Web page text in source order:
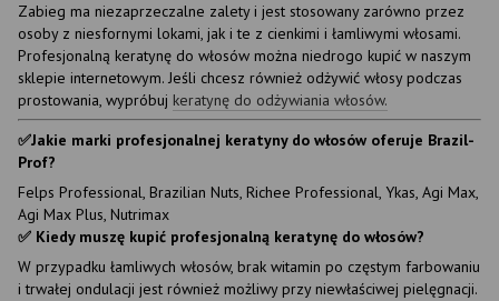
Zabieg ma niezaprzeczalne zalety i jest stosowany zarówno przez
osoby z niesfornymi lokami, jak i te z cienkimi i łamliwymi włosami.
Profesjonalną keratynę do włosów można niedrogo kupić w naszym
sklepie internetowym. Jeśli chcesz również odżywić włosy podczas
prostowania, wypróbuj keratynę do odżywiania włosów.
✅Jakie marki profesjonalnej keratyny do włosów oferuje Brazil-
Prof?
Felps Professional, Brazilian Nuts, Richee Professional, Ykas, Agi Max,
Agi Max Plus, Nutrimax
✅ Kiedy muszę kupić profesjonalną keratynę do włosów?
W przypadku łamliwych włosów, brak witamin po częstym farbowaniu
i trwałej ondulacji jest również możliwy przy niewłaściwej pielęgnacji.